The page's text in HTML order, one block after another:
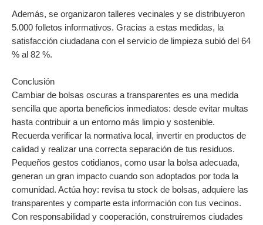
Además, se organizaron talleres vecinales y se distribuyeron
5.000 folletos informativos. Gracias a estas medidas, la
satisfacción ciudadana con el servicio de limpieza subió del 64
% al 82 %.
Conclusión
Cambiar de bolsas oscuras a transparentes es una medida
sencilla que aporta beneficios inmediatos: desde evitar multas
hasta contribuir a un entorno más limpio y sostenible.
Recuerda verificar la normativa local, invertir en productos de
calidad y realizar una correcta separación de tus residuos.
Pequeños gestos cotidianos, como usar la bolsa adecuada,
generan un gran impacto cuando son adoptados por toda la
comunidad. Actúa hoy: revisa tu stock de bolsas, adquiere las
transparentes y comparte esta información con tus vecinos.
Con responsabilidad y cooperación, construiremos ciudades